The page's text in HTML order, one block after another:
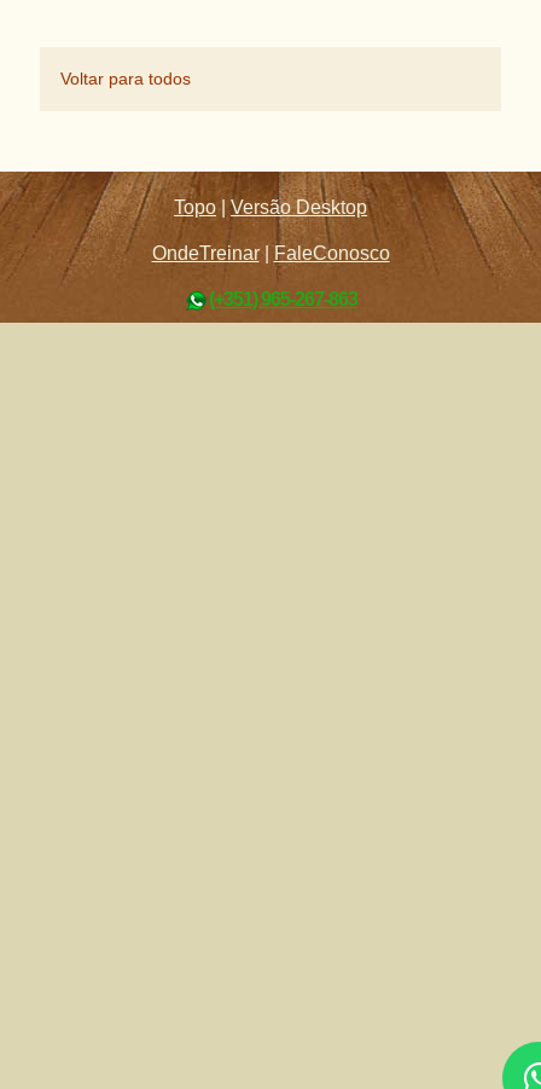
Voltar para todos
Topo |Versão Desktop
OndeTreinar| FaleConosco
(+351) 965-267-863